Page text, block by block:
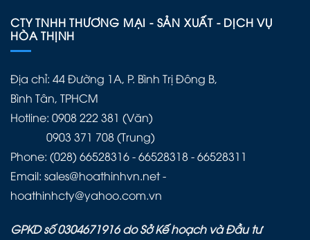
CTY TNHH THƯƠNG MẠI - SẢN XUẤT - DỊCH VỤ
HÒA THỊNH
Địa chỉ: 44 Đường 1A, P. Bình Trị Đông B,
Bình Tân, TPHCM
Hotline: 0908 222 381 (Văn)
0903 371 708 (Trung)
Phone: (028) 66528316 - 66528318 - 66528311
Email: sales@hoathinhvn.net -
hoathinhcty@yahoo.com.vn
GPKD số 0304671916 do Sở Kế hoạch và Đầu tư